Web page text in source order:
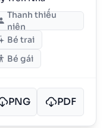
Thanh thiếu
niên
Bé trai
Bé gái
PNG PDF